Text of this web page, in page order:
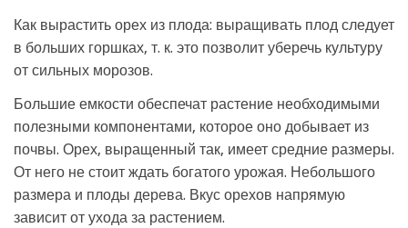
Как вырастить орех из плода: выращивать плод следует
в больших горшках, т. к. это позволит уберечь культуру
от сильных морозов.
Большие емкости обеспечат растение необходимыми
полезными компонентами, которое оно добывает из
почвы. Орех, выращенный так, имеет средние размеры.
От него не стоит ждать богатого урожая. Небольшого
размера и плоды дерева. Вкус орехов напрямую
зависит от ухода за растением.